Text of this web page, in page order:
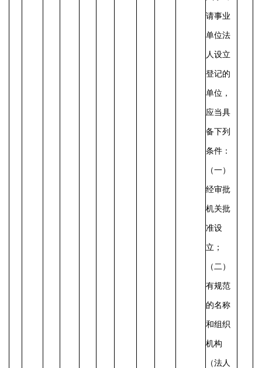
请事业
单位法
人设立
登记的
单位，
应当具
备下列
条件：
（一）
经审批
机关批
准设
立；
（二）
有规范
的名称
和组织
机构
（法人